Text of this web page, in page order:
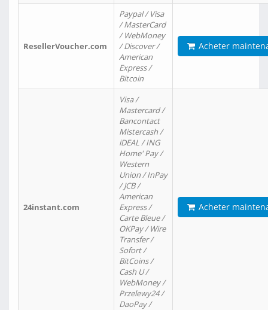
ResellerVoucher.com
Paypal / Visa
/ MasterCard
/ WebMoney
/ Discover /
American
Express /
Bitcoin
Acheter
24instant.com
Visa /
Mastercard /
Bancontact
Mistercash /
iDEAL / ING
Home' Pay /
Western
Union / InPay
/ JCB /
American
Express /
Carte Bleue /
OKPay / Wire
Transfer /
Sofort /
BitCoins /
Cash U /
WebMoney /
Przelewy24 /
DaoPay /
Acheter